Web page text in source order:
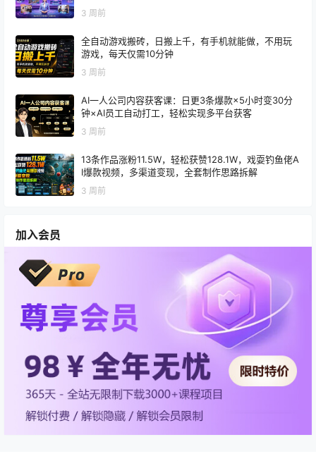
3 周前
全自动游戏搬砖，日搬上千，有手机就能做，不用玩
游戏，每天仅需10分钟
3 周前
AI一人公司内容获客课：日更3条爆款×5小时变30分
钟×AI员工自动打工，轻松实现多平台获客
3 周前
13条作品涨粉11.5W，轻松获赞128.1W，戏耍钓鱼佬A
I爆款视频，多渠道变现，全套制作思路拆解
3 周前
加入会员